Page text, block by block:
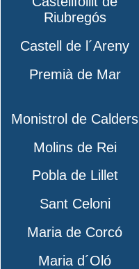
Riubregós
Castell de l´Areny
Premià de Mar
Monistrol de Calders
Molins de Rei
Pobla de Lillet
Sant Celoni
Maria de Corcó
Maria d´Oló